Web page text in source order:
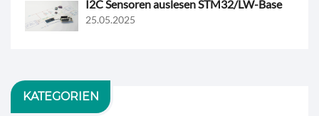
I2C Sensoren auslesen STM32/LW-Base
25.05.2025
KATEGORIEN